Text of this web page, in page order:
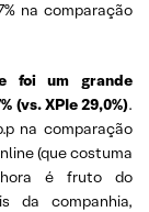
na comparação
foi um grande
(vs. XPIe 29,0%).
na comparação
(que costuma
é fruto do
da companhia,